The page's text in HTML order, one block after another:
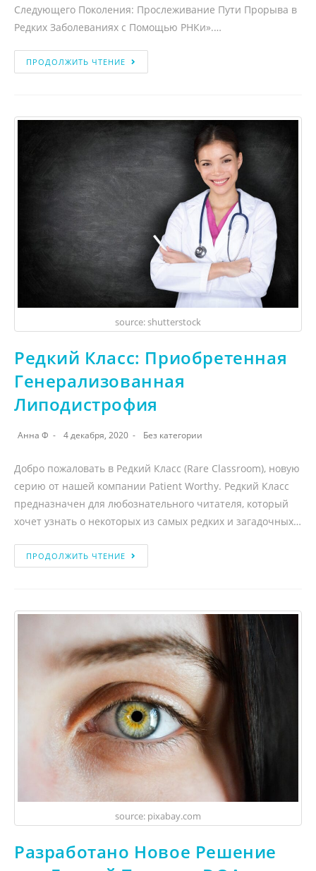
Следующего Поколения: Прослеживание Пути Прорыва в
Редких Заболеваниях с Помощью РНКи».…
ПРОДОЛЖИТЬ ЧТЕНИЕ
source: shutterstock
Редкий Класс: Приобретенная
Генерализованная
Липодистрофия
Анна Ф 4 декабря, 2020 Без категории
Добро пожаловать в Редкий Класс (Rare Classroom), новую
серию от нашей компании Patient Worthy. Редкий Класс
предназначен для любознательного читателя, который
хочет узнать о некоторых из самых редких и загадочных…
ПРОДОЛЖИТЬ ЧТЕНИЕ
source: pixabay.com
Разработано Новое Решение